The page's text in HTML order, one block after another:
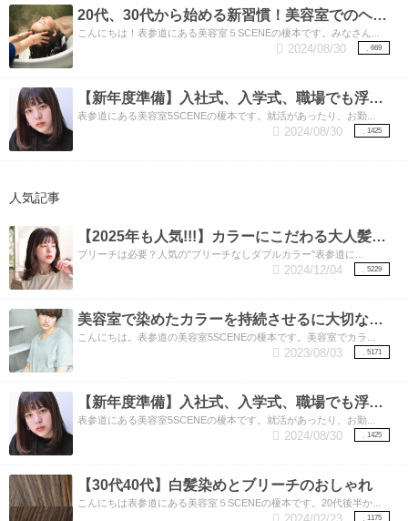
20代、30代から始める新習慣！美容室でのヘッドスパのススメ。
こんにちは！表参道にある美容室５SCENEの榎本です。みなさん...
669
2024/08/30
【新年度準備】入社式、入学式、職場でも浮かない暗めカラーでも垢向け。透明感もプラスした今どき暗髪（くらがみ）カラー！
表参道にある美容室5SCENEの榎本です。就活があったり、お勤...
1425
2024/08/30
人気記事
【2025年も人気!!!】カラーにこだわる大人髪女子必須！人気の”ブリーチなしダブルカラー”
ブリーチは必要？人気の"ブリーチなしダブルカラー"表参道に...
5229
2024/12/04
美容室で染めたカラーを持続させるに大切なこと
こんにちは。表参道の美容室5SCENEの榎本です。美容室でカラ...
5171
2023/08/03
【新年度準備】入社式、入学式、職場でも浮かない暗めカラーでも垢向け。透明感もプラスした今どき暗髪（くらがみ）カラー！
表参道にある美容室5SCENEの榎本です。就活があったり、お勤...
1425
2024/08/30
【30代40代】白髪染めとブリーチのおしゃれ
こんにちは表参道にある美容室５SCENEの榎本です。20代後半か...
1175